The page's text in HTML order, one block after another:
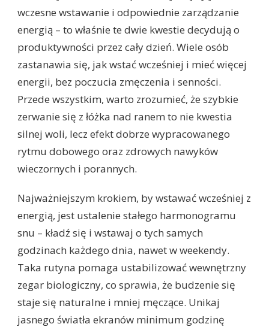
wczesne wstawanie i odpowiednie zarządzanie
energią – to właśnie te dwie kwestie decydują o
produktywności przez cały dzień. Wiele osób
zastanawia się, jak wstać wcześniej i mieć więcej
energii, bez poczucia zmęczenia i senności.
Przede wszystkim, warto zrozumieć, że szybkie
zerwanie się z łóżka nad ranem to nie kwestia
silnej woli, lecz efekt dobrze wypracowanego
rytmu dobowego oraz zdrowych nawyków
wieczornych i porannych.
Najważniejszym krokiem, by wstawać wcześniej z
energią, jest ustalenie stałego harmonogramu
snu – kładź się i wstawaj o tych samych
godzinach każdego dnia, nawet w weekendy.
Taka rutyna pomaga ustabilizować wewnętrzny
zegar biologiczny, co sprawia, że budzenie się
staje się naturalne i mniej męczące. Unikaj
jasnego światła ekranów minimum godzinę